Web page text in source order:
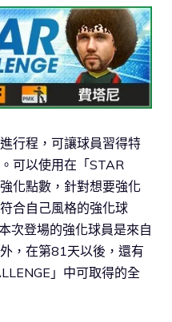
行程，可讓球員習得特
可以使用在「STAR
化點數，針對想要強化
合自己風格的強化球
次登場的強化球員是來自
，在第81天以後，還有
」中可取得的全